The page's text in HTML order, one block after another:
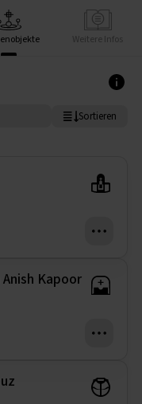
Weitere Infos
Sortieren
Kapoor